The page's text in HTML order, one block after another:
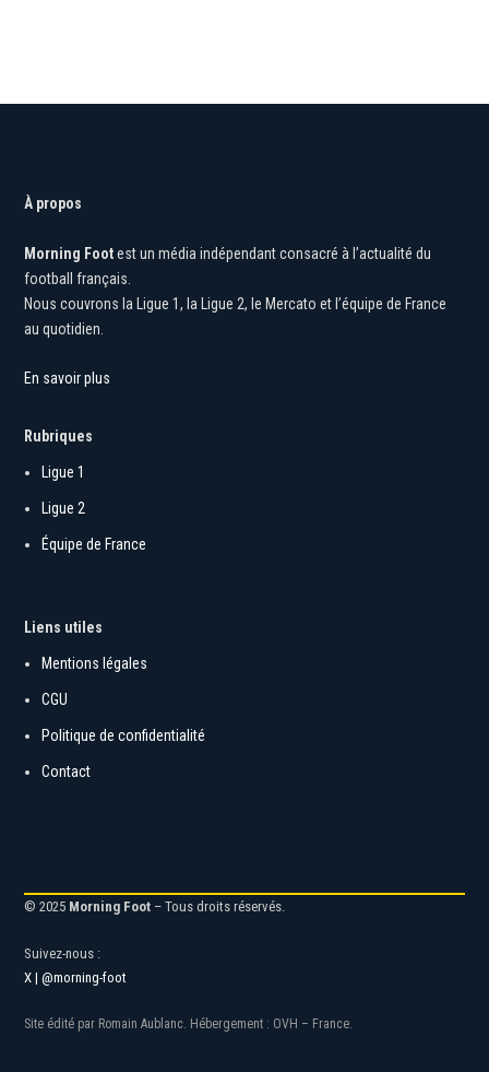
À propos
Morning Foot
est un média indépendant consacré à l’actualité du
football français.
Nous couvrons la Ligue 1, la Ligue 2, le Mercato et l’équipe de France
au quotidien.
En savoir plus
Rubriques
Ligue 1
Ligue 2
Équipe de France
Mentions légales
Politique de confidentialité
Morning Foot
X | @morning-foot